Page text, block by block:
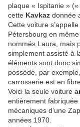
plaque « Ispitanie »
cette Kavkaz donnée
Cette voiture s’appelle
Pétersbourg en
nommés Laura, mais
simplement assisté à
éléments sont donc
possède, par
carrosserie est en
Voici la seule voiture
entièrement fabriquée
mécaniques d’une
années 1970.